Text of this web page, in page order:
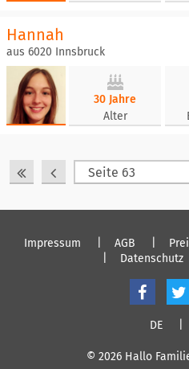
Hannah
aus 6020 Innsbruck
30 Jahre
Alter
Impressum AGB
Datenschutz
DE
© 2026 Hallo